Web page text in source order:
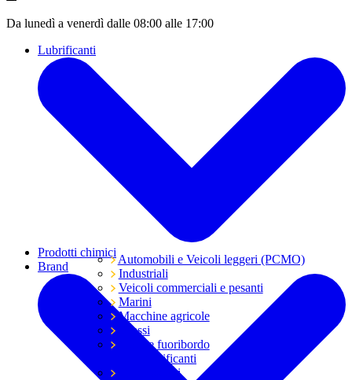
Da lunedì a venerdì dalle 08:00 alle 17:00
Lubrificanti
Automobili e Veicoli leggeri (PCMO)
Industriali
Veicoli commerciali e pesanti
Marini
Macchine agricole
Grassi
Moto e fuoribordo
Tutti i lubrificanti
Trasmissioni
Prodotti chimici
Brand